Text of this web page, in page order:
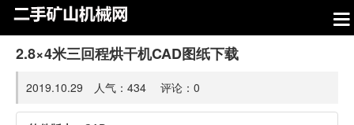
2.8×4米三回程烘干机CAD图纸下载
2019.10.29 人气： 434 评论： 0